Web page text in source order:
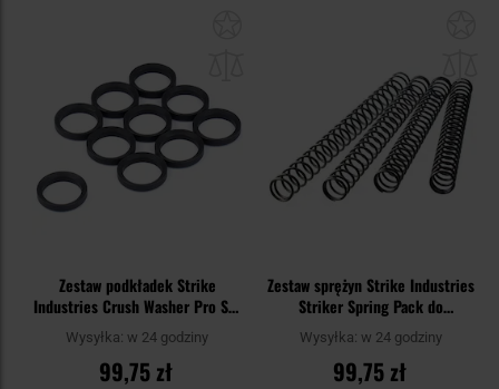
Zestaw podkładek Strike
Industries Crush Washer Pro Set
do karabinków AR kalibru
.308/7,62 x 51 mm - 10 szt.
Wysyłka: w 24 godziny
99,75 zł
Zestaw sprężyn Strike Industries
Striker Spring Pack do
pistoletów Glock
Wysyłka: w 24 godziny
99,75 zł